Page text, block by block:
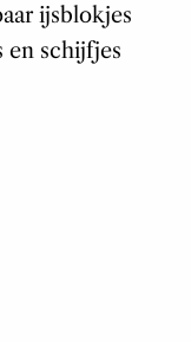
ijsblokjes
en schijfjes